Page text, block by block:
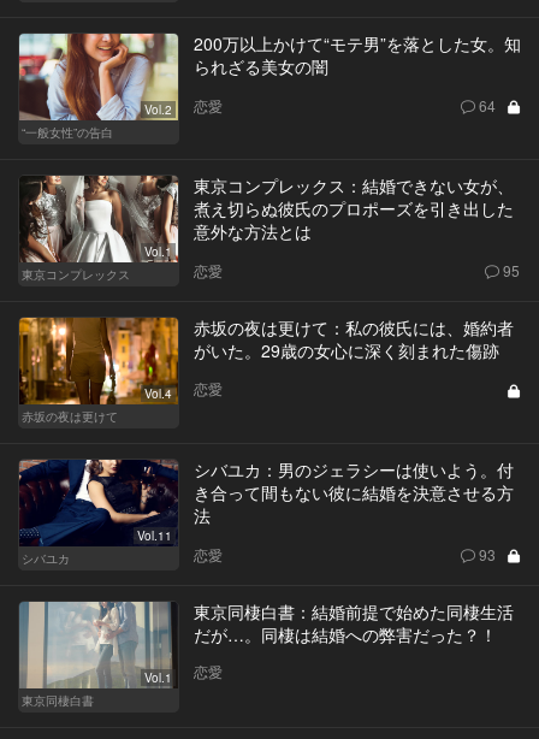
Vol.2
“一般女性”の告白
200万以上かけて“モテ男”を落とした女。知
られざる美女の闇
恋愛 64
Vol.1
東京コンプレックス
東京コンプレックス：結婚できない女が、
煮え切らぬ彼氏のプロポーズを引き出した
意外な方法とは
恋愛 95
Vol.4
赤坂の夜は更けて
赤坂の夜は更けて：私の彼氏には、婚約者
がいた。29歳の女心に深く刻まれた傷跡
恋愛
Vol.11
シバユカ
シバユカ：男のジェラシーは使いよう。付
き合って間もない彼に結婚を決意させる方
法
恋愛 93
Vol.1
東京同棲白書
東京同棲白書：結婚前提で始めた同棲生活
だが…。同棲は結婚への弊害だった？！
恋愛